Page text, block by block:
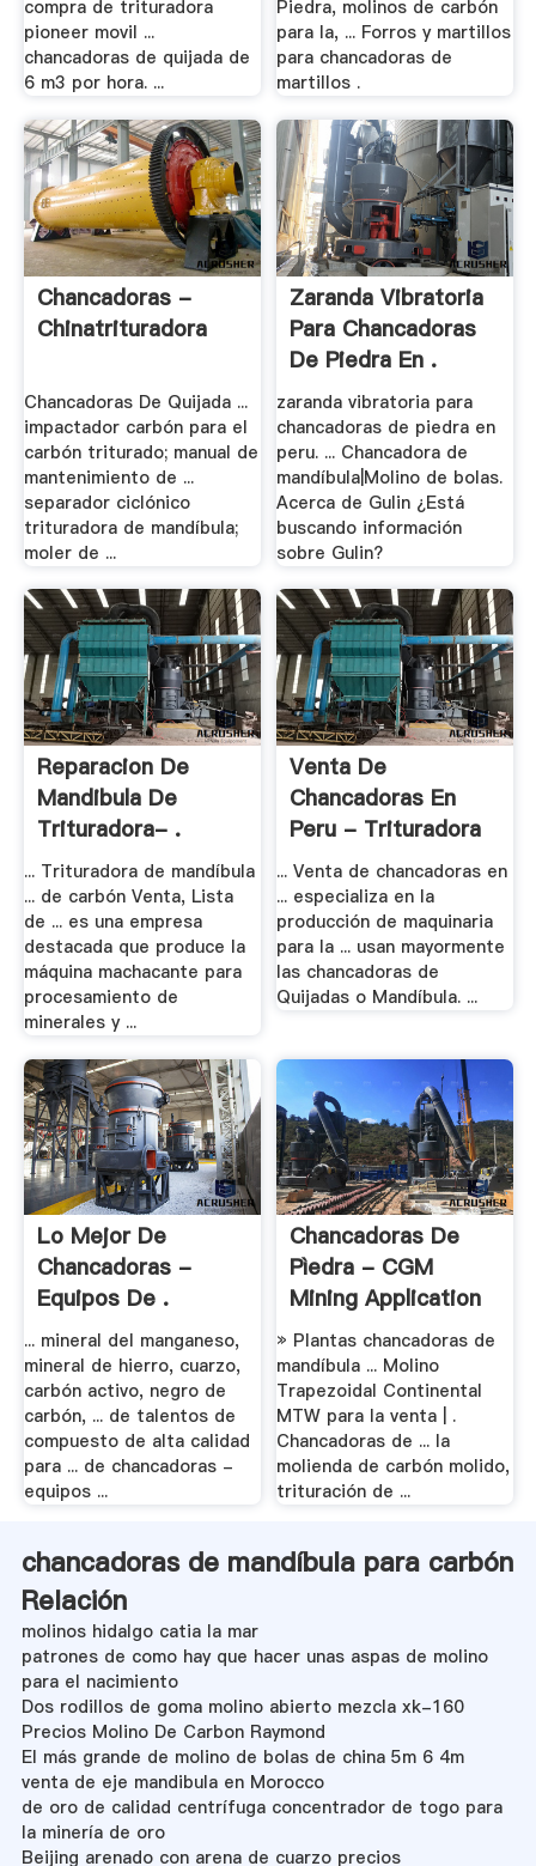
compra de trituradora
pioneer movil ...
chancadoras de quijada de
6 m3 por hora. ...
Piedra, molinos de carbón
para la, ... Forros y martillos
para chancadoras de
martillos .
Chancadoras -
Chinatrituradora
Chancadoras De Quijada ...
impactador carbón para el
carbón triturado; manual de
mantenimiento de ...
separador ciclónico
trituradora de mandíbula;
moler de ...
Zaranda Vibratoria
Para Chancadoras
De Piedra En .
zaranda vibratoria para
chancadoras de piedra en
peru. ... Chancadora de
mandíbula|Molino de bolas.
Acerca de Gulin ¿Está
buscando información
sobre Gulin?
Reparacion De
Mandibula De
Trituradora- .
... Trituradora de mandíbula
... de carbón Venta, Lista
de ... es una empresa
destacada que produce la
máquina machacante para
procesamiento de
minerales y ...
Venta De
Chancadoras En
Peru - Trituradora
De .
... Venta de chancadoras en
... especializa en la
producción de maquinaria
para la ... usan mayormente
las chancadoras de
Quijadas o Mandíbula. ...
Lo Mejor De
Chancadoras -
Equipos De .
... mineral del manganeso,
mineral de hierro, cuarzo,
carbón activo, negro de
carbón, ... de talentos de
compuesto de alta calidad
para ... de chancadoras -
equipos ...
Chancadoras De
Pìedra - CGM
Mining Application
» Plantas chancadoras de
mandíbula ... Molino
Trapezoidal Continental
MTW para la venta | .
Chancadoras de ... la
molienda de carbón molido,
trituración de ...
chancadoras de mandíbula para carbón
Relación
molinos hidalgo catia la mar
patrones de como hay que hacer unas aspas de molino
para el nacimiento
Dos rodillos de goma molino abierto mezcla xk-160
Precios Molino De Carbon Raymond
El más grande de molino de bolas de china 5m 6 4m
venta de eje mandibula en Morocco
de oro de calidad centrífuga concentrador de togo para
la minería de oro
Beijing arenado con arena de cuarzo precios